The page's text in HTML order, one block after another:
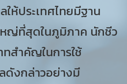
ห้ประเทศไทยมีฐาน
ญ่ที่สุดในภูมิภาค นักชีว
สำคัญในการใช้
ดังกล่าวอย่างมี